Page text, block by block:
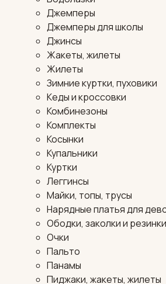
Джемперы
Джемперы для школы
Джинсы
Жакеты, жилеты
Жилеты
Зимние куртки, пуховики
Кеды и кроссовки
Комбинезоны
Комплекты
Косынки
Купальники
Куртки
Леггинсы
Майки, топы, трусы
Нарядные платья для
Ободки, заколки и резинки
Очки
Пальто
Панамы
Пиджаки, жакеты, жилеты